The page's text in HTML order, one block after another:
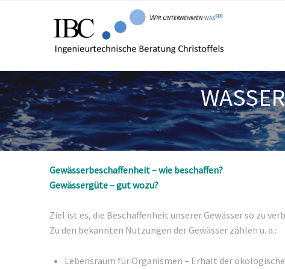
Gewässerbeschaffenheit – wie beschaffen?
Gewässergüte – gut wozu?
Ziel ist es, die Beschaffenheit unserer Gewässer so zu
Zu den bekannten Nutzungen der Gewässer zählen u. a.:
Lebensraum für Organismen – Erhalt der